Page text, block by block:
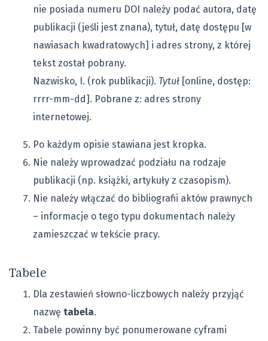
nie posiada numeru DOI należy podać autora, datę
publikacji (jeśli jest znana), tytuł, datę dostępu [w
nawiasach kwadratowych] i adres strony, z której
tekst został pobrany.
Nazwisko, I. (rok publikacji). Tytuł [online, dostęp:
rrrr-mm-dd]. Pobrane z: adres strony
internetowej.
Po każdym opisie stawiana jest kropka.
Nie należy wprowadzać podziału na rodzaje
publikacji (np. książki, artykuły z czasopism).
Nie należy włączać do bibliografii aktów prawnych
– informacje o tego typu dokumentach należy
zamieszczać w tekście pracy.
Tabele
Dla zestawień słowno-liczbowych należy przyjąć
nazwę tabela.
Tabele powinny być ponumerowane cyframi